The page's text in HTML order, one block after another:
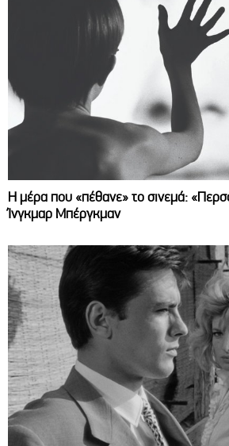
Η μέρα που «πέθανε» το σινεμά:
Ίνγκμαρ Μπέργκμαν